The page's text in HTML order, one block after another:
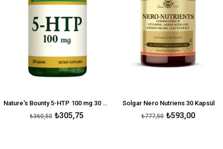
Nature's Bounty 5-HTP 100 mg 30 Kapsül
₺305,75
₺360,50
Solgar Nero Nutriens 30 Kapsül
₺593,00
₺777,50